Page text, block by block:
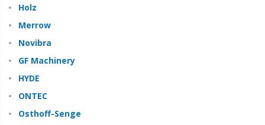
Holz
Merrow
Novibra
GF Machinery
HYDE
ONTEC
Osthoff-Senge